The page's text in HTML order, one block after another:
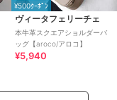
¥500ｸｰﾎﾟﾝ
ヴィータフェリーチェ
本牛革スクエアショルダーバ
ッグ【aroco/アロコ】
¥5,940